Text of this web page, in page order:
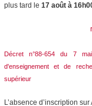
plus tard le 17 août à
Décret n°88-654 du 7
d'enseignement et de
supérieur
L’absence d’inscription